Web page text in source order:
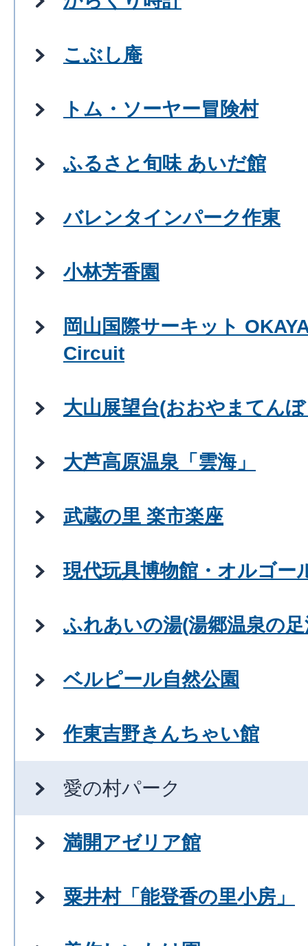
こぶし庵
トム・ソーヤー冒険村
ふるさと旬味 あいだ館
バレンタインパーク作東
小林芳香園
岡山国際サーキット
Circuit
大山展望台(おおやまてん
大芦高原温泉「雲海」
武蔵の里 楽市楽座
現代玩具博物館・オルゴー
ふれあいの湯(湯郷温泉の
ベルピール自然公園
作東吉野きんちゃい館
愛の村パーク
満開アゼリア館
粟井村「能登香の里小房」